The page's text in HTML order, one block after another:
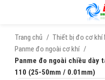
Trang chủ
Thiết bị đo cơ khí
Panme đo ngoài cơ khí
Panme đo ngoài chiều dày
110 (25-50mm / 0.01mm)